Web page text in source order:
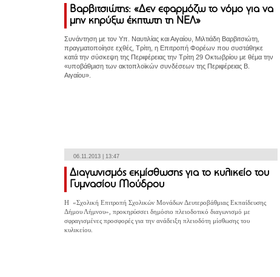
Βαρβιτσιώτης: «Δεν εφαρμόζω το νόμο για να
μην κηρύξω έκπτωτη τη ΝΕΛ»
Συνάντηση με τον Υπ. Ναυτιλίας και Αιγαίου, Μιλτιάδη Βαρβιτσιώτη,
πραγματοποίησε εχθές, Τρίτη, η Επιτροπή Φορέων που συστάθηκε
κατά την σύσκεψη της Περιφέρειας την Τρίτη 29 Οκτωβρίου με θέμα την
«υποβάθμιση των ακτοπλοϊκών συνδέσεων της Περιφέρειας Β.
Αιγαίου».
06.11.2013 | 13:47
Διαγωνισμός εκμίσθωσης για το κυλικείο του
Γυμνασίου Μούδρου
Η «Σχολική Επιτροπή Σχολικών Μονάδων Δευτεροβάθμιας Εκπαίδευσης
Δήμου Λήμνου», προκηρύσσει δημόσιο πλειοδοτικό διαγωνισμό με
σφραγισμένες προσφορές για την ανάδειξη πλειοδότη μίσθωσης του
κυλικείου.